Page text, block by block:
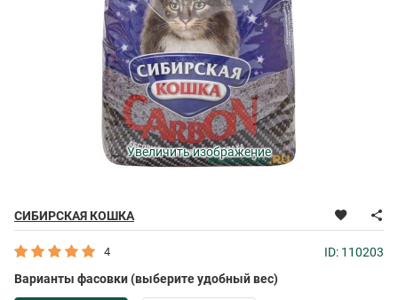
СИБИРСКАЯ КОШКА
Увеличить изображение
4
ID: 110203
Варианты фасовки (выберите удобный вес)